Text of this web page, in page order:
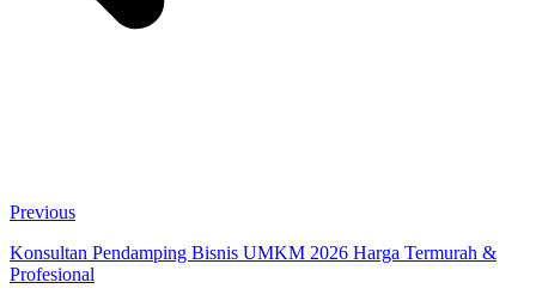
Previous
Konsultan Pendamping Bisnis UMKM 2026 Harga Termurah &
Profesional